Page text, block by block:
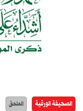
الصحيفة الورقية الملحق